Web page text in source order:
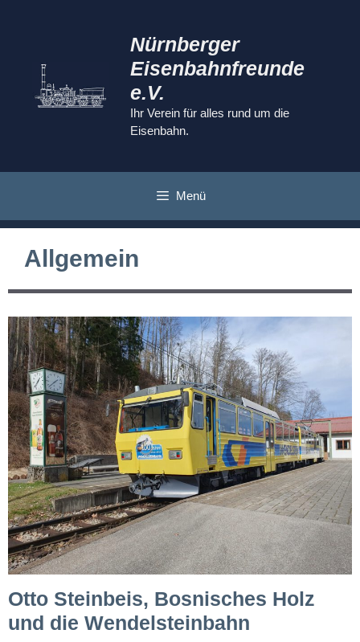
Nürnberger
Eisenbahnfreunde
e.V.
Ihr Verein für alles rund um die
Eisenbahn.
Menü
Allgemein
Otto Steinbeis, Bosnisches Holz
und die Wendelsteinbahn